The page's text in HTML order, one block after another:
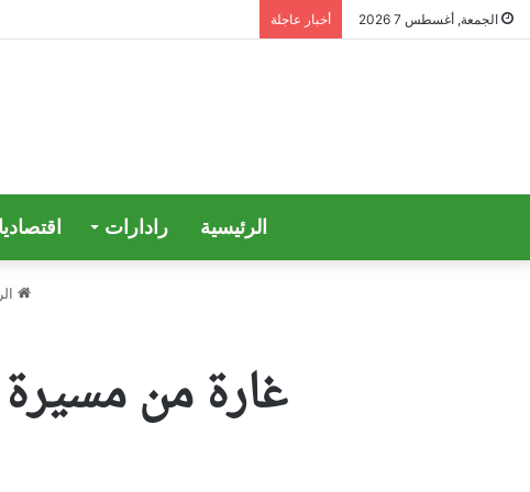
الجمعة, أغسطس 7 2026 أخبار عاجلة
الرئيسية رادارات
غارة من